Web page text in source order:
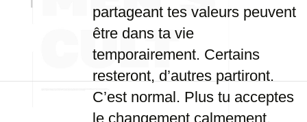
partageant tes valeurs peuvent
être dans ta vie
temporairement. Certains
resteront, d’autres partiront.
C’est normal. Plus tu acceptes
le changement calmement,